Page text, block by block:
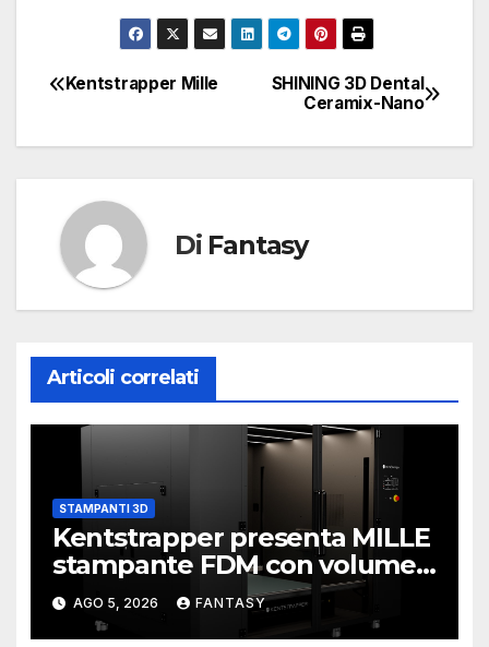
Navigazione
articoli
SHINING 3D Dental
Ceramix-Nano
Kentstrapper Mille
Di Fantasy
Articoli correlati
STAMPANTI 3D
Kentstrapper presenta MILLE
stampante FDM con volume
di stampa da un metro cubo
AGO 5, 2026 FANTASY